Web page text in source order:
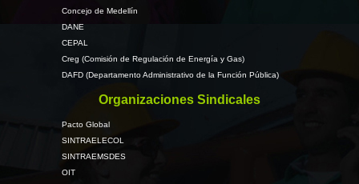
Concejo de Medellín
DANE
CEPAL
Creg (Comisión de Regulación de Energía y Gas)
DAFD (Departamento Administrativo de la Función Pública)
Organizaciones Sindicales
Pacto Global
SINTRAELECOL
SINTRAEMSDES
OIT